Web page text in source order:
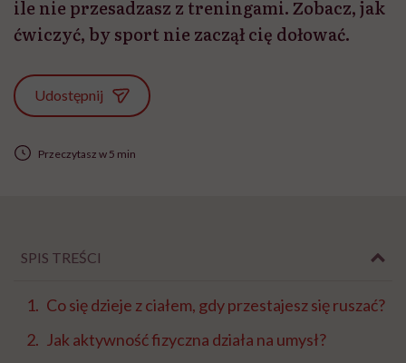
ile nie przesadzasz z treningami. Zobacz, jak
ćwiczyć, by sport nie zaczął cię dołować.
Udostępnij
Przeczytasz w 5 min
SPIS TREŚCI
Co się dzieje z ciałem, gdy przestajesz się ruszać?
Jak aktywność fizyczna działa na umysł?